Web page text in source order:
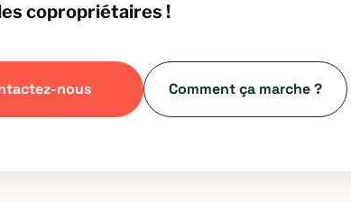
copropriétaires !
nous Comment ça marche ?